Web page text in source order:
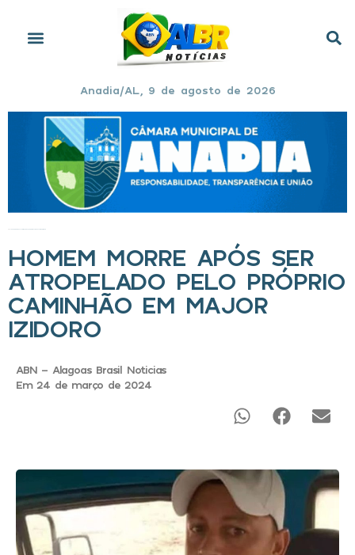
Anadia/AL, 9 de agosto de 2026
HOMEM MORRE APÓS SER
ATROPELADO PELO PRÓPRIO
CAMINHÃO EM MAJOR
IZIDORO
ABN - Alagoas Brasil Noticias
Em 24 de março de 2024